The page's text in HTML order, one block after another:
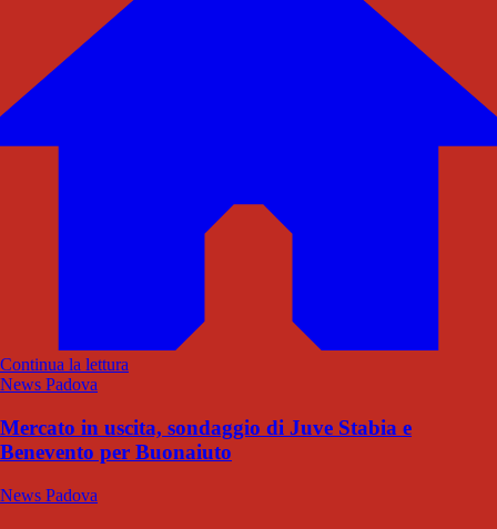
Continua la lettura
News Padova
Mercato in uscita, sondaggio di Juve Stabia e
Benevento per Buonaiuto
News Padova